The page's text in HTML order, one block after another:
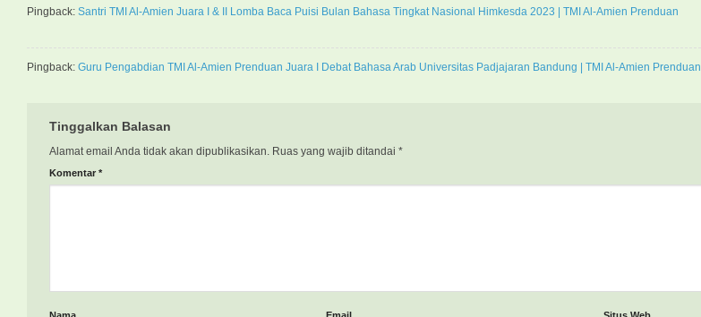
Pingback: Santri TMI Al-Amien Juara I & II Lomba Baca Puisi Bulan Bahasa Tingkat Nasional Himkesda 2023 | TMI Al-Amien Prenduan
Pingback: Guru Pengabdian TMI Al-Amien Prenduan Juara I Debat Bahasa Arab Universitas Padjajaran Bandung | TMI Al-Amien Prenduan
Tinggalkan Balasan
Alamat email Anda tidak akan dipublikasikan. Ruas yang wajib ditandai *
Komentar *